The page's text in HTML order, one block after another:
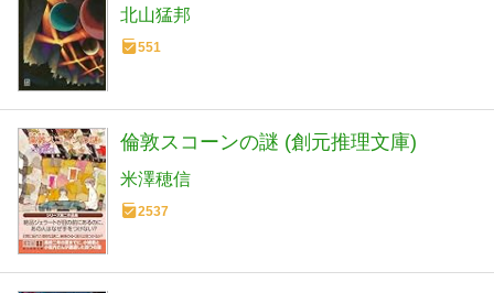
北山猛邦
551
倫敦スコーンの謎 (創元推理文庫)
米澤穂信
2537